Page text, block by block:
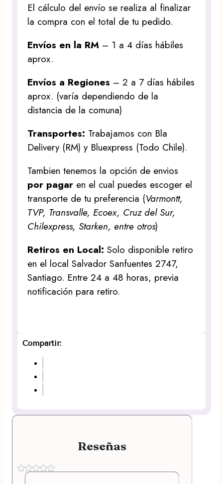
El cálculo del envío se realiza al finalizar
la compra con el total de tu pedido.
Envíos en la RM – 1 a 4 días hábiles
aprox.
Envíos a Regiones – 2 a 7 días hábiles
aprox. (varía dependiendo de la
distancia de la comuna)
Transportes: Trabajamos con Bla
Delivery (RM) y Bluexpress (Todo Chile).
Tambien tenemos la opción de envios
por pagar en el cual puedes escoger el
transporte de tu preferencia (Varmontt,
TVP, Transvalle, Ecoex, Cruz del Sur,
Chilexpress, Starken, entre otros)
Retiros en Local:Solo disponible retiro
en el local Salvador Sanfuentes 2747,
Santiago. Entre 24 a 48 horas, previa
notificación para retiro.
Compartir:
Reseñas